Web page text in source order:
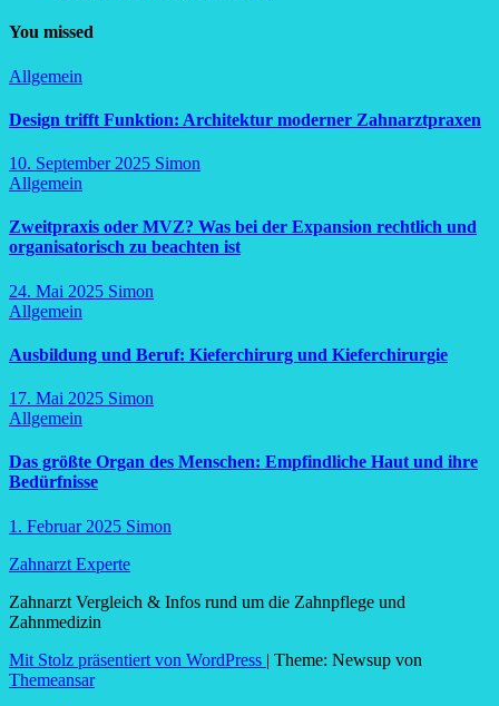
You missed
Allgemein
Design trifft Funktion: Architektur moderner Zahnarztpraxen
10. September 2025 Simon
Allgemein
Zweitpraxis oder MVZ? Was bei der Expansion rechtlich und
organisatorisch zu beachten ist
24. Mai 2025 Simon
Allgemein
Ausbildung und Beruf: Kieferchirurg und Kieferchirurgie
17. Mai 2025 Simon
Allgemein
Das größte Organ des Menschen: Empfindliche Haut und ihre
Bedürfnisse
1. Februar 2025 Simon
Zahnarzt Experte
Zahnarzt Vergleich & Infos rund um die Zahnpflege und
Zahnmedizin
Mit Stolz präsentiert von WordPress | Theme: Newsup von
Themeansar